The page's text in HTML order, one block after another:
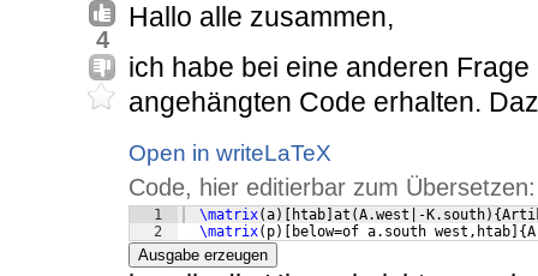
4
Hallo alle zusammen,
ich habe bei eine anderen
angehängten Code erhalten.
Open in writeLaTeX
Code, hier editierbar zum Übersetzen:
1
2
\matrix(a) htab at (A.west|-K.south) {
\matrix( p) below=of a.south west,htab {
Ausgabe erzeugen